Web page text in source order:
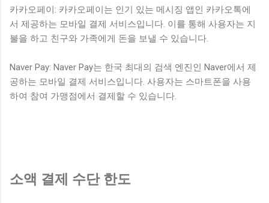
카카오페이: 카카오페이는 인기 있는 메시징 앱인 카카오톡에
서 제공하는 모바일 결제 서비스입니다. 이를 통해 사용자는 지
불을 하고 친구와 가족에게 돈을 보낼 수 있습니다.
Naver Pay: Naver Pay는 한국 최대의 검색 엔진인 Naver에서 제
공하는 모바일 결제 서비스입니다. 사용자는 스마트폰을 사용
하여 참여 가맹점에서 결제할 수 있습니다.
소액 결제 수단 한도